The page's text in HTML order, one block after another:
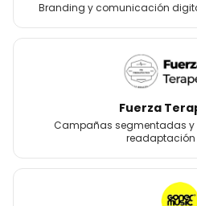
Branding y comunicación
Fuerza
Campañas segmentadas y
readaptación